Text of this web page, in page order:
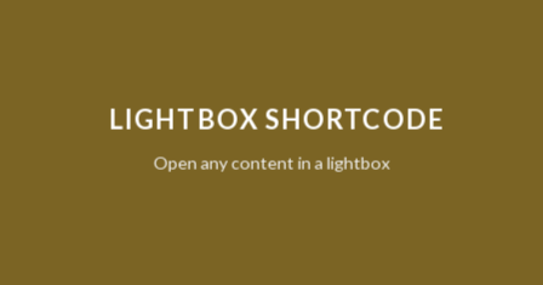
LIGHTBOX SHORTCODE
Open any content in a lightbox